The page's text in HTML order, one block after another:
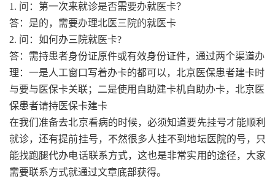
1. 问：第一次来就诊是否需要办就医卡？
答：是的，需要办理北医三院的就医卡
2. 问：如何办三院就医卡?
答：需持患者身份证原件或有效身份证件，通过两个渠道办
理：一是人工窗口写着办卡的都可以，北京医保患者建卡时
与要与医保卡关联；二是使用自助建卡机自助办卡，北京医
保患者请持医保卡建卡
在我们准备去北京看病的时候，必须知道要先挂号才能顺利
就诊，还有提前挂号，不然很多人挂不到地坛医院的号，只
能找跑腿代办电话联系方式，这也是非常实用的途径，大家
需要联系方式就通过文章底部获得。